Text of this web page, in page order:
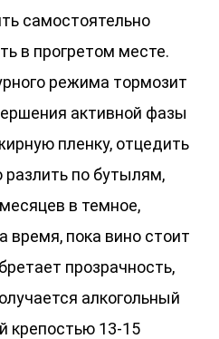
самостоятельно
в прогретом месте.
режима тормозит
активной фазы
пленку, отцедить
разлить по бутылям,
в темное,
время, пока вино стоит
прозрачность,
алкогольный
крепостью 13-15